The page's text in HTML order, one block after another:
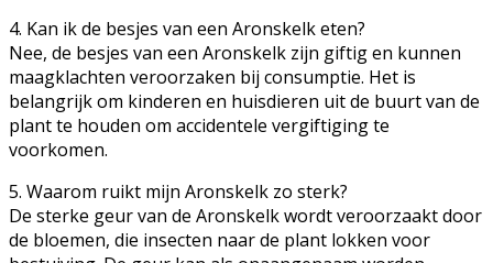
4. Kan ik de besjes van een Aronskelk eten?
Nee, de besjes van een Aronskelk zijn giftig en kunnen
maagklachten veroorzaken bij consumptie. Het is
belangrijk om kinderen en huisdieren uit de buurt van de
plant te houden om accidentele vergiftiging te
voorkomen.
5. Waarom ruikt mijn Aronskelk zo sterk?
De sterke geur van de Aronskelk wordt veroorzaakt door
de bloemen, die insecten naar de plant lokken voor